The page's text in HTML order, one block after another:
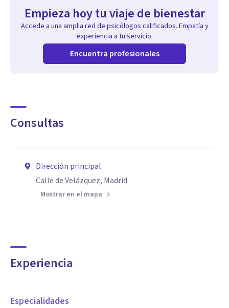
Empieza hoy tu viaje de bienestar
Accede a una amplia red de psicólogos calificados. Empatía y
experiencia a tu servicio.
Encuentra profesionales
Consultas
Dirección principal
Calle de Velázquez, Madrid
Mostrar en el mapa
Experiencia
Especialidades